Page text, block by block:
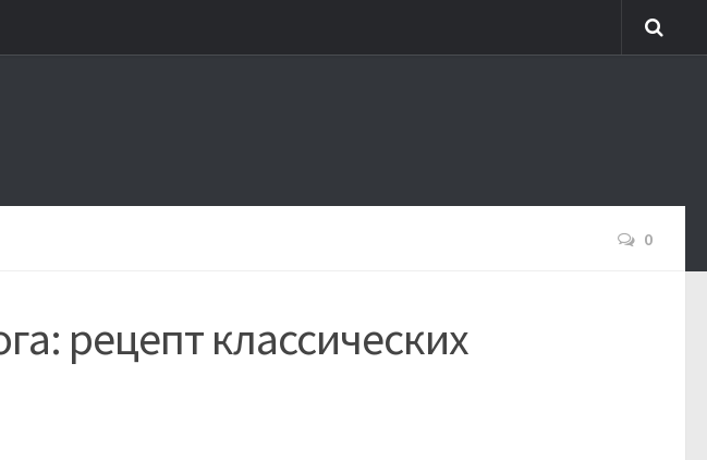
0
рецепт классических